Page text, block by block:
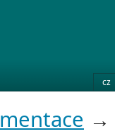
cz
→